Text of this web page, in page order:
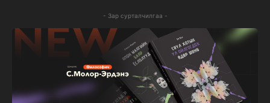
- Зар сурталчилгаа -